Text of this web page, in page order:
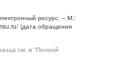
ресурс. – М.:
(дата обращения
см. в "Полной